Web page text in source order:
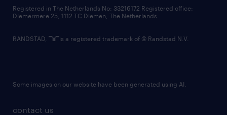
contact us
Registered in The Netherlands No: 33216172 Registered office:
Diemermere 25, 1112 TC Diemen, The Netherlands.
RANDSTAD, is a registered trademark of © Randstad N.V.
Some images on our website have been generated using AI.